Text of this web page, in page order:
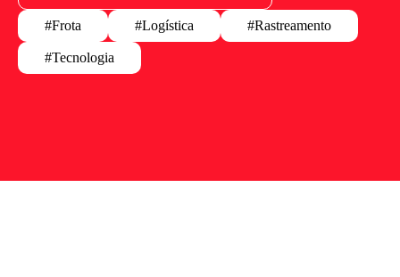
#Frota #Logística #Rastreamento
#Tecnologia